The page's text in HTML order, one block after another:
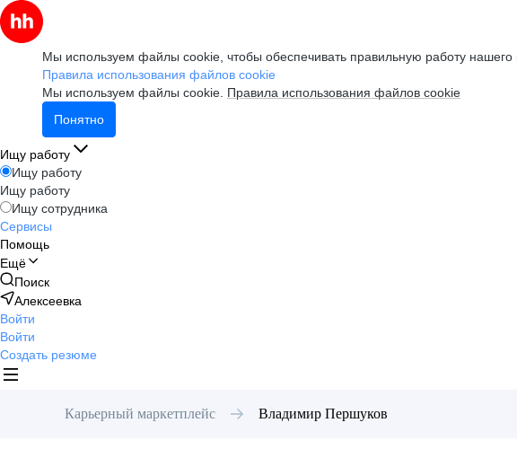
Мы используем файлы cookie, чтобы обеспечивать правильную работу нашего
Правила использования файлов cookie
Мы используем файлы cookie. Правила использования файлов cookie
Понятно
Ищу работу
Ищу работу
Ищу работу
Ищу сотрудника
Сервисы
Помощь
Ещё
Поиск
Алексеевка
Войти
Войти
Создать резюме
Карьерный маркетплейс Владимир Першуков